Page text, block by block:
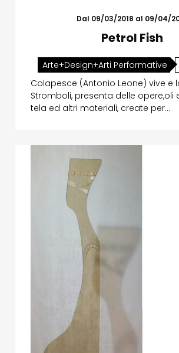
Dal 09/03/2018 al 09/04/
Petrol Fish
Arte+Design+Arti Performative
Colapesce (Antonio Leone) vive e
Stromboli, presenta delle opere,oli
tela ed altri materiali, create per…